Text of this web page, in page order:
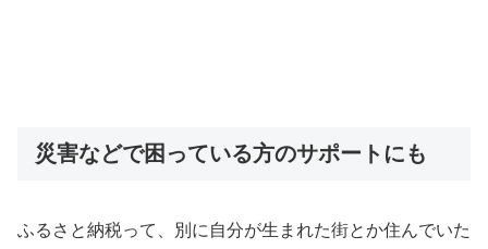
災害などで困っている方のサポートにも
ふるさと納税って、別に自分が生まれた街とか住んでいた